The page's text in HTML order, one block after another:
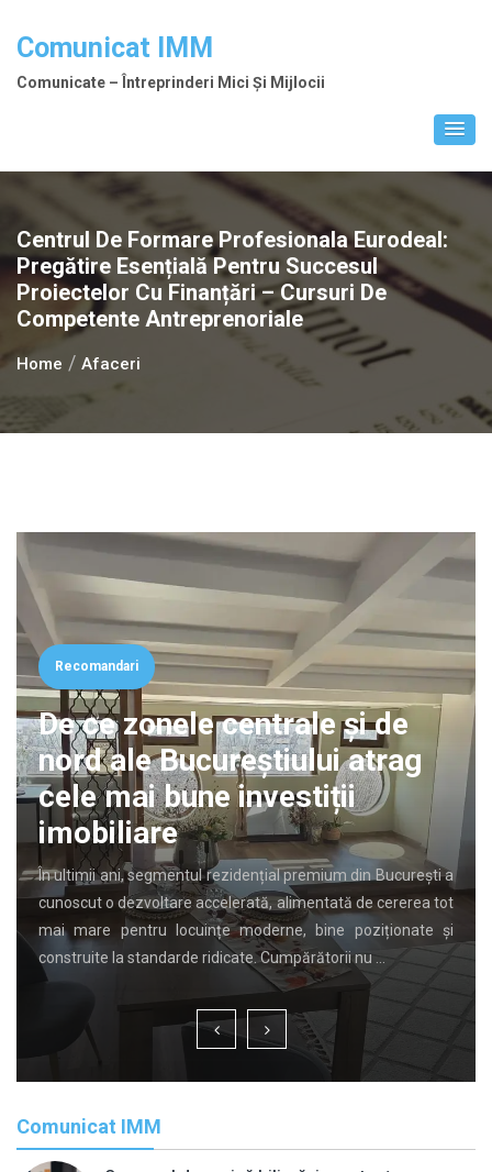
Comunicat IMM
Comunicate – Întreprinderi Mici Și Mijlocii
Centrul De Formare Profesionala Eurodeal:
Pregătire Esențială Pentru Succesul
Proiectelor Cu Finanțări – Cursuri De
Competente Antreprenoriale
Home Afaceri
Recomandari
De ce zonele centrale și de
nord ale Bucureștiului atrag
cele mai bune investiții
imobiliare
În ultimii ani, segmentul rezidențial premium din București a
cunoscut o dezvoltare accelerată, alimentată de cererea tot
mai mare pentru locuințe moderne, bine poziționate și
construite la standarde ridicate. Cumpărătorii nu …
Comunicat IMM